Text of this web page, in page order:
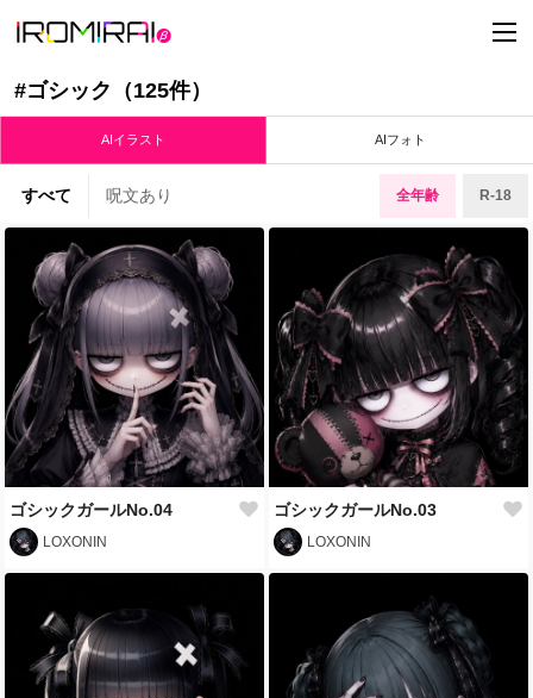
t
o
e
v
i
g
a
o
#ゴシック（125件）
AIイラスト AIフォト
すべて 呪文あり 全年齢 R-18
ゴシックガールNo.04
LOXONIN
ゴシックガールNo.03
LOXONIN